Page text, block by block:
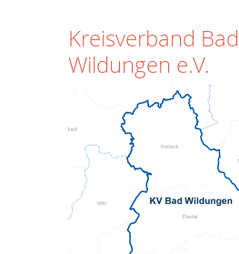
Kreisverband Bad
Wildungen e.V.